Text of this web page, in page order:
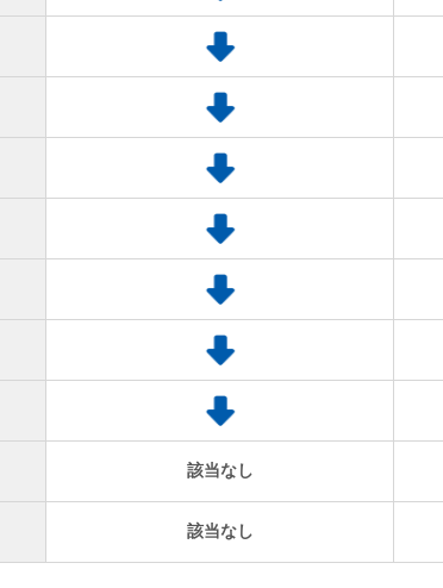
該当なし
該当なし